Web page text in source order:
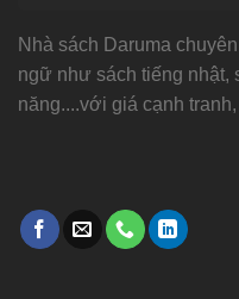
Nhà sách Daruma
ngữ như sách tiếng nhật,
năng....với giá cạnh